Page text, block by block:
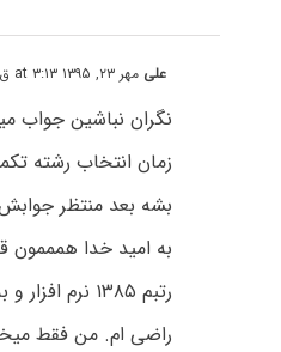
علی مهر ۲۳, ۱۳۹۵ at ۳:۱۳ ق٫ظ
نگران نباشین جواب
زمان انتخاب رشته
بشه بعد منتظر
به امید خدا همممون
رتبم ۱۳۸۵ نرم
راضی ام. من فقط